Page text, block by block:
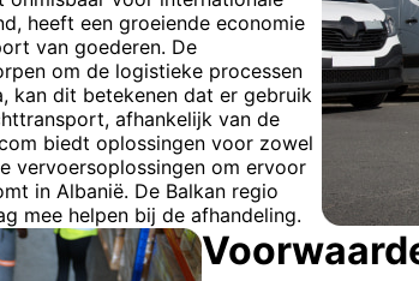
heeft een groeiende economie
van goederen. De
om de logistieke processen
kan dit betekenen dat er gebruik
afhankelijk van de
biedt oplossingen voor zowel
vervoersoplossingen om ervoor
in Albanië. De Balkan regio
mee helpen bij de afhandeling.